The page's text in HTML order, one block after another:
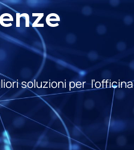
soluzioni per l’officina